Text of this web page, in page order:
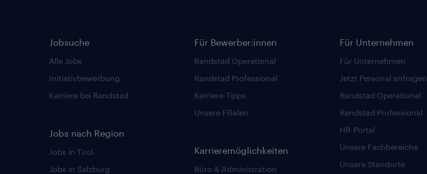
Jobsuche
Alle Jobs
Initiativbewerbung
Karriere bei Randstad
Jobs nach Region
Jobs in Tirol
Jobs in Salzburg
Für Bewerber:innen
Randstad Operational
Randstad Professional
Karriere-Tipps
Unsere Filialen
Karrieremöglichkeiten
Büro & Administration
Für Unternehmen
Für Unternehmen
Jetzt Personal anfragen
Randstad Operational
Randstad Professional
HR-Portal
Unsere Fachbereiche
Unsere Standorte